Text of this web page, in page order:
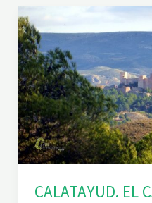
I
N
A
R
D
E
C
A
L
A
T
A
Ñ
A
Z
R
CALATAYUD. EL